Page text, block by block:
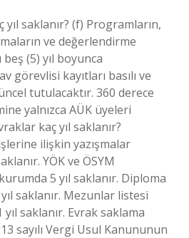
yıl saklanır? (f) Programların,
ve değerlendirme
beş (5) yıl boyunca
görevlisi kayıtları basılı ve
tutulacaktır. 360 derece
yalnızca AÜK üyeleri
kaç yıl saklanır?
ilişkin yazışmalar
YÖK ve ÖSYM
5 yıl saklanır. Diploma
saklanır. Mezunlar listesi
saklanır. Evrak saklama
sayılı Vergi Usul Kanununun